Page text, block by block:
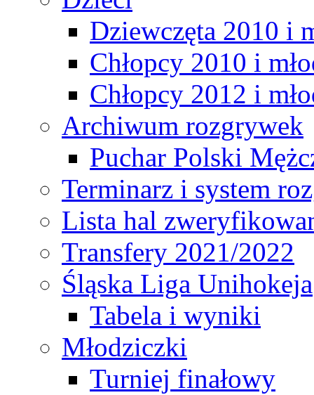
Dziewczęta 2010 i
Chłopcy 2010 i
Chłopcy 2012 i
Archiwum rozgrywek
Puchar Polski
Terminarz i system
Lista hal
Transfery 2021/2022
Śląska Liga Unihokeja
Tabela i wyniki
Młodziczki
Turniej finałowy